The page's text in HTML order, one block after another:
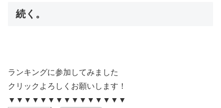
続く。
ランキングに参加してみました
クリックよろしくお願いします！
▼▼▼▼▼▼▼▼▼▼▼▼▼▼▼